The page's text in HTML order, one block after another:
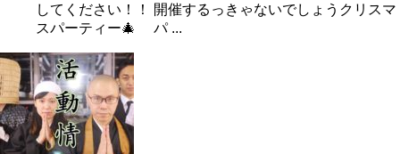
してください！！ 開催するっきゃないでしょうクリスマ
スパーティー🎄 パ ...